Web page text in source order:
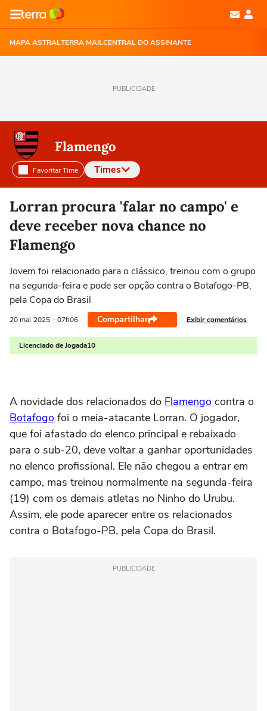
MAPA ASTRALTERRA MAILCENTRAL DO ASSINANTE
PUBLICIDADE
Flamengo
Favoritar Time Times
Selecione o time para ver as notícias
Lorran procura 'falar no campo' e
deve receber nova chance no
Flamengo
Jovem foi relacionado para o clássico, treinou com o grupo
na segunda-feira e pode ser opção contra o Botafogo-PB,
pela Copa do Brasil
20 mai 2025 - 07h06 Compartilhar Exibir comentários
Licenciado de Jogada10
A novidade dos relacionados do Flamengo contra o
Botafogo foi o meia-atacante Lorran. O jogador,
que foi afastado do elenco principal e rebaixado
para o sub-20, deve voltar a ganhar oportunidades
no elenco profissional. Ele não chegou a entrar em
campo, mas treinou normalmente na segunda-feira
(19) com os demais atletas no Ninho do Urubu.
Assim, ele pode aparecer entre os relacionados
contra o Botafogo-PB, pela Copa do Brasil.
PUBLICIDADE